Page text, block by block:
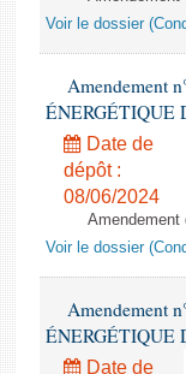
Voir le dossier
Amendement
ÉNERGÉTIQUE
Date de
dépôt :
08/06/2024
Voir le dossier
Amendement
ÉNERGÉTIQUE
Date de